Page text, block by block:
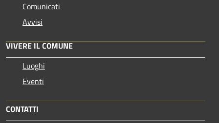
Comunicati
Avvisi
VIVERE IL COMUNE
Luoghi
Eventi
CONTATTI